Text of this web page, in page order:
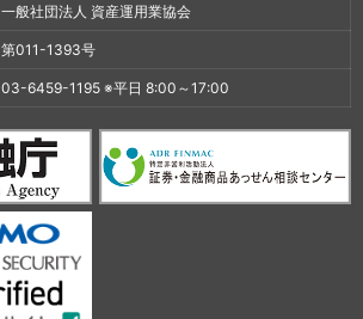
一般社団法人 資産運用業協会
第011-1393号
03-6459-1195 ※平日 8:00～17:00